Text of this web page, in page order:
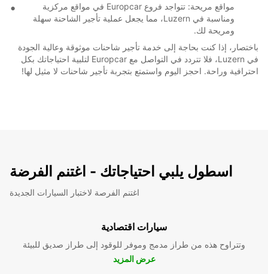
مواقع مريحة: تتواجد فروع Europcar في مواقع مركزية
ومناسبة في Luzern، مما يجعل عملية تأجير الشاحنة سهلة
ومريحة لك.
باختصار، إذا كنت بحاجة إلى خدمة تأجير شاحنات موثوقة وعالية الجودة
في Luzern، فلا تتردد في التواصل مع Europcar لتلبية احتياجاتك بكل
احترافية وراحة. احجز اليوم واستمتع بتجربة تأجير شاحنات لا مثيل لها!
اسطول يلبي احتياجاتك - اغتنم الفرضة
اغتنم الفرصة لاختبار السيارات الجديدة
سيارات اقتصادية
وتتراوح هذه من طراز مدمج وموفر للوقود إلى طراز صديق للبيئة
عرض المزيد